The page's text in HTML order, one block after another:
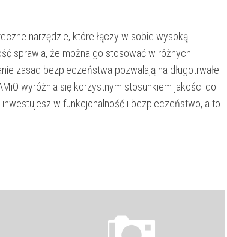
narzędzie, które łączy w sobie wysoką
sprawia, że można go stosować w różnych
zasad bezpieczeństwa pozwalają na długotrwałe
wyróżnia się korzystnym stosunkiem jakości do
w funkcjonalność i bezpieczeństwo, a to